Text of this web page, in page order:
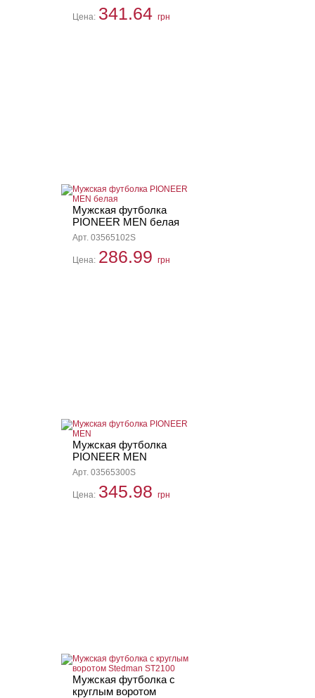
Цена: 341.64 грн
Мужская футболка
PIONEER MEN белая
Арт. 03565102S
Цена: 286.99 грн
Мужская футболка
PIONEER MEN
Арт. 03565300S
Цена: 345.98 грн
Мужская футболка с
круглым воротом